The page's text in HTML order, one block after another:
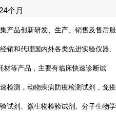
24个月
产品创新研发、生产、销售及售后服
销和代理国内外各类先进实验仪器、
材等产品，主要有临床快速诊断试
检测，动物疾病防疫检测试剂，免疫
试剂、微生物检验试剂、分子生物学